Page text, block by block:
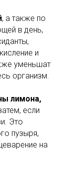
, а также по
в день,
и
уменьшат
организм.
лимона,
если
Это
пузыря,
на